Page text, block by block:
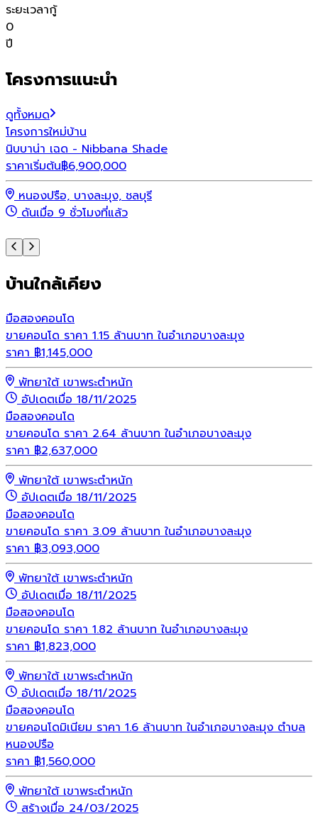
ระยะเวลากู้
0
ปี
โครงการแนะนำ
ดูทั้งหมด
โครงการใหม่บ้าน
นิบบาน่า เฉด - Nibbana Shade
ราคาเริ่มต้น฿6,900,000
หนองปรือ, บางละมุง, ชลบุรี
ดันเมื่อ 9 ชั่วโมงที่แล้ว
บ้านใกล้เคียง
มือสองคอนโด
ขายคอนโด ราคา 1.15 ล้านบาท ในอำเภอบางละมุง
ราคา ฿1,145,000
พัทยาใต้ เขาพระตำหนัก
อัปเดตเมื่อ 18/11/2025
มือสองคอนโด
ขายคอนโด ราคา 2.64 ล้านบาท ในอำเภอบางละมุง
ราคา ฿2,637,000
พัทยาใต้ เขาพระตำหนัก
อัปเดตเมื่อ 18/11/2025
มือสองคอนโด
ขายคอนโด ราคา 3.09 ล้านบาท ในอำเภอบางละมุง
ราคา ฿3,093,000
พัทยาใต้ เขาพระตำหนัก
อัปเดตเมื่อ 18/11/2025
มือสองคอนโด
ขายคอนโด ราคา 1.82 ล้านบาท ในอำเภอบางละมุง
ราคา ฿1,823,000
พัทยาใต้ เขาพระตำหนัก
อัปเดตเมื่อ 18/11/2025
มือสองคอนโด
ขายคอนโดมิเนียม ราคา 1.6 ล้านบาท ในอำเภอบางละมุง ตำบล
หนองปรือ
ราคา ฿1,560,000
พัทยาใต้ เขาพระตำหนัก
สร้างเมื่อ 24/03/2025